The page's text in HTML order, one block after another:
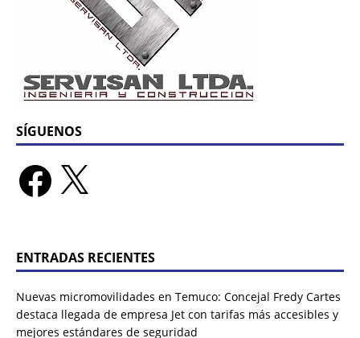
SÍGUENOS
ENTRADAS RECIENTES
Nuevas micromovilidades en Temuco: Concejal Fredy Cartes
destaca llegada de empresa Jet con tarifas más accesibles y
mejores estándares de seguridad